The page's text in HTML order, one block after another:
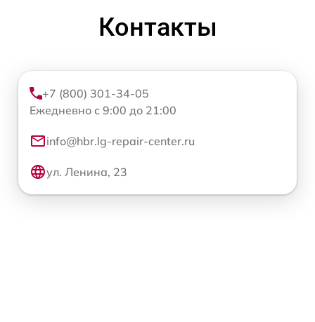
Контакты
+7 (800) 301-34-05
Ежедневно с 9:00 до 21:00
info@hbr.lg-repair-center.ru
ул. Ленина, 23